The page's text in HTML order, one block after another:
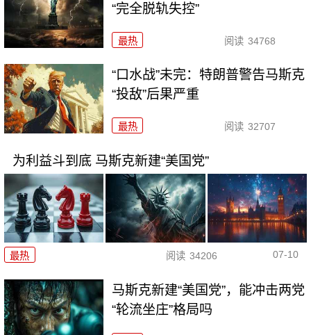
“完全脱轨失控”
最热 阅读 34768
“口水战”未完：特朗普警告马斯克
“投敌”后果严重
最热 阅读 32707
为利益斗到底 马斯克新建“美国党”
最热 阅读 34206 07-10
马斯克新建“美国党”，能冲击两党
“轮流坐庄”格局吗